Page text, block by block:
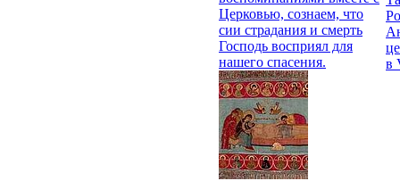
Церковью, сознаем, что
сии страдания и смерть
Господь восприял для
нашего спасения.
в